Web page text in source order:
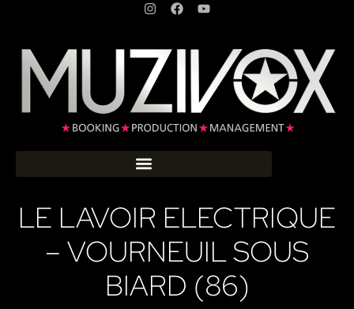
LE LAVOIR ELECTRIQUE
– VOURNEUIL SOUS
BIARD (86)